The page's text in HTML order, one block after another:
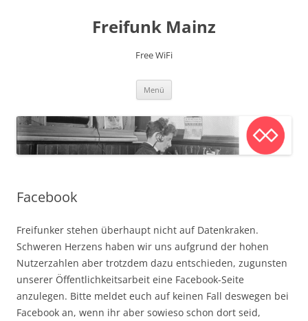
Freifunk Mainz
Free WiFi
Menü
Facebook
Freifunker stehen überhaupt nicht auf Datenkraken.
Schweren Herzens haben wir uns aufgrund der hohen
Nutzerzahlen aber trotzdem dazu entschieden, zugunsten
unserer Öffentlichkeitsarbeit eine Facebook-Seite
anzulegen. Bitte meldet euch auf keinen Fall deswegen bei
Facebook an, wenn ihr aber sowieso schon dort seid,